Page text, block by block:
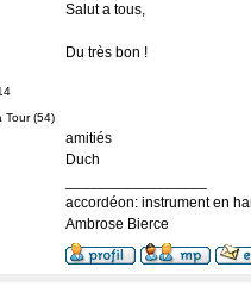
Tour (54)
Salut a tous,
Du très bon !
amitiés
Duch
accordéon: instrument en
Ambrose Bierce